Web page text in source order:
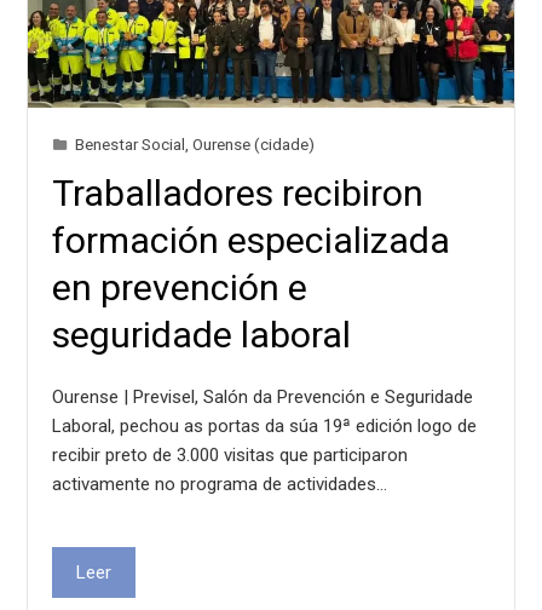
Benestar Social ,Ourense (cidade)
Traballadores recibiron
formación especializada
en prevención e
seguridade laboral
Ourense | Previsel, Salón da Prevención e Seguridade
Laboral, pechou as portas da súa 19ª edición logo de
recibir preto de 3.000 visitas que participaron
activamente no programa de actividades…
Leer